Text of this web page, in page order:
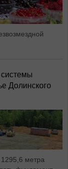
системы
Долинского
метра